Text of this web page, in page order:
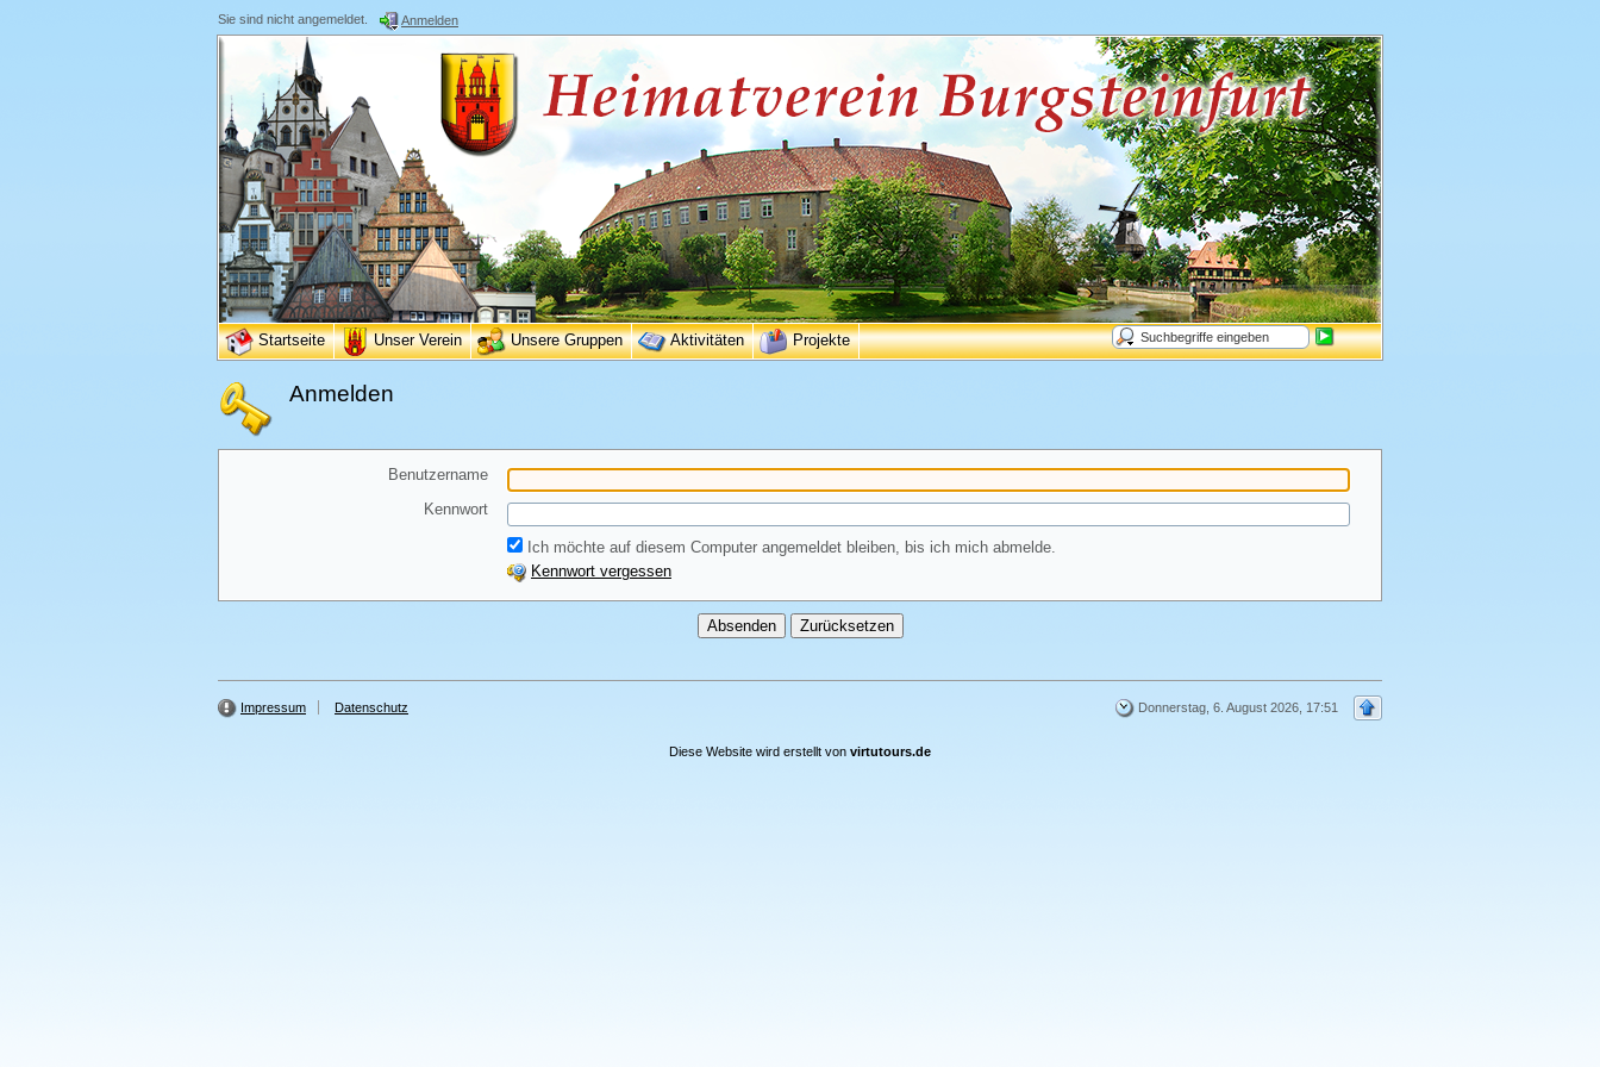
Sie sind nicht angemeldet. Anmelden
Startseite Unser Verein Unsere Gruppen Aktivitäten Projekte
Anmelden
Benutzername
Kennwort
Ich möchte auf diesem Computer angemeldet bleiben, bis ich mich abmelde.
Kennwort vergessen
Impressum Datenschutz Donnerstag, 6. August 2026, 17:51
Diese Website wird erstellt von virtutours.de